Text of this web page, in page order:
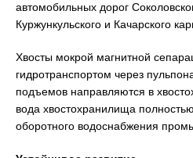
автомобильных дорог
Куржункульского и Качарского
Хвосты мокрой магнитной
гидротранспортом через
подъемов направляются в
вода хвостохранилища
оборотного водоснабжения